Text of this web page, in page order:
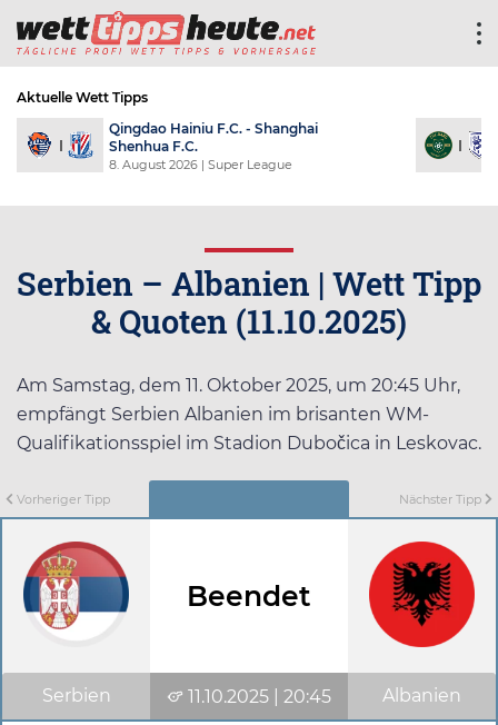
Aktuelle Wett Tipps
Yunnan Yukun - Chengdu Rongcheng
F.C.
8. August 2026| Super League
Serbien – Albanien | Wett Tipp
& Quoten (11.10.2025)
Am Samstag, dem 11. Oktober 2025, um 20:45 Uhr,
empfängt Serbien Albanien im brisanten WM-
Qualifikationsspiel im Stadion Dubočica in Leskovac.
Vorheriger Tipp Nächster Tipp
Beendet
Serbien 11.10.2025 | 20:45 Albanien